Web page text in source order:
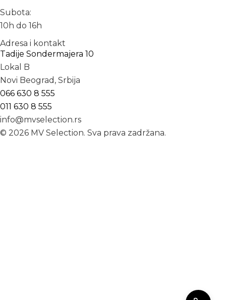
Subota:
10h do 16h
Adresa i kontakt
Tadije Sondermajera 10
Lokal B
Novi Beograd, Srbija
066 630 8 555
011 630 8 555
info@mvselection.rs
© 2026 MV Selection. Sva prava zadržana.